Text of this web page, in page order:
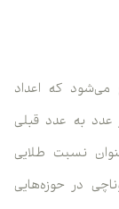
می‌شود که اعداد
عدد به عدد قبلی
عنوان نسبت طلایی
در حوزه‌هایی